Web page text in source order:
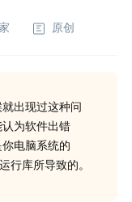
原创
出现过这种问
为软件出错
电脑系统的
行库所导致的。